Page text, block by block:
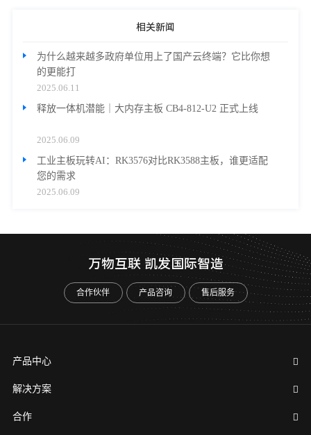
相关新闻
为什么越来越多政府单位用上了国产云终端？它比你想
的更能打
2025.06.11
释放一体机潜能｜大内存主板 CB4-812-U2 正式上线
2025.06.09
工业主板玩转AI：RK3576对比RK3588主板，谁更适配
您的需求
2025.06.09
万物互联 凯发国际智造
合作伙伴 产品咨询 售后服务
产品中心
解决方案
合作